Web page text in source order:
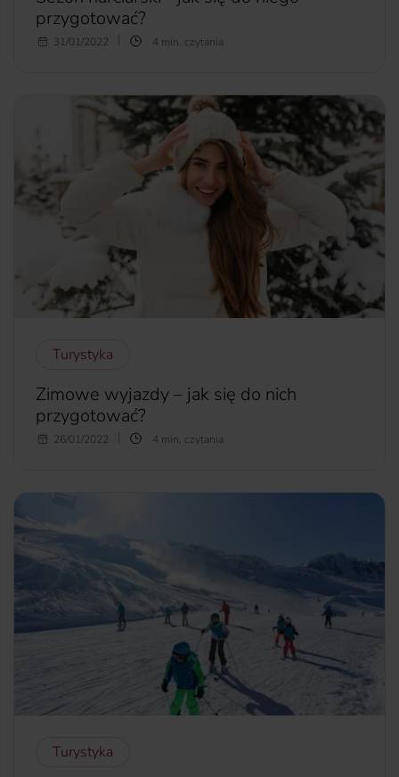
przygotować?
Austria? Szwajcaria? Włochy? A może rodzime Tatry? Na to
zimowy wyjazd. Warto jednak pamiętać, że kluczem do
udanego wyjazdu jest odpowiednie przygotowanie - nie
tylko to fizyczne. Dlatego w tym artykule podpowiadamy, o
czym warto pamiętać podczas planowania zimowych
podróży oraz jak zabezpieczyć się na wypadek
niespodziewanych sytuacji.
więcej...
31/01/2022 4 min. czytania
Turystyka
Zimowe wyjazdy – jak się do nich
przygotować?
Zima sprzyja rozmaitym wyjazdom. To idealny okres
krajobrazem za oknem. Bez względu na to, który rodzaj
warto pomyśleć o właściwym przygotowaniu i
zainwestowaniu w odpowiednie ubezpieczenie, które
często może okazać się przydatne w niespodziewanych
26/01/2022 4 min. czytania
Turystyka